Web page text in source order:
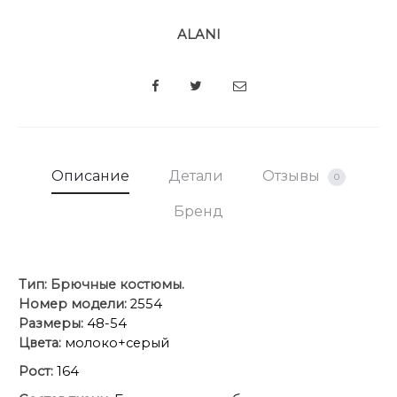
ALANI
SHARE
Описание Детали Отзывы 0
Бренд
Тип: Брючные костюмы.
Номер модели: 2554
Размеры: 48-54
Цвета: молоко+серый
Рост: 164